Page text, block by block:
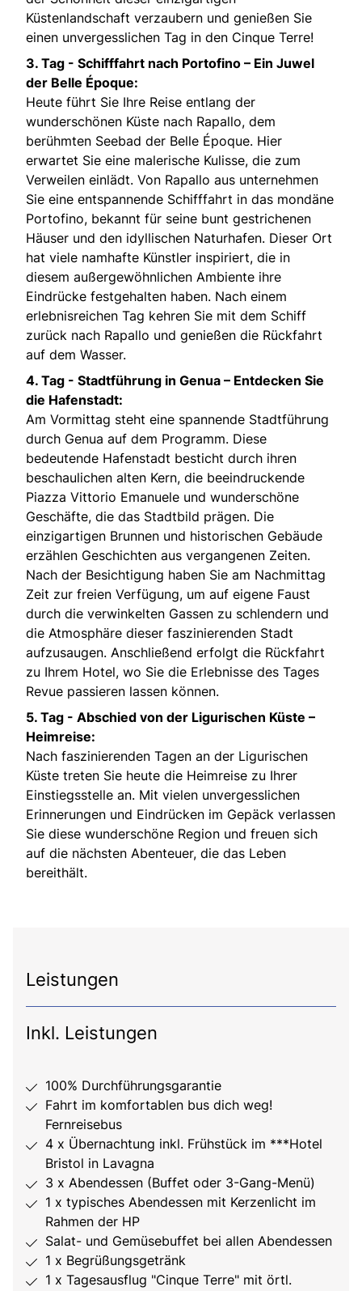
Küstenlandschaft verzaubern und genießen Sie
einen unvergesslichen Tag in den Cinque Terre!
3. Tag - Schifffahrt nach Portofino – Ein Juwel
der Belle Époque:
Heute führt Sie Ihre Reise entlang der
wunderschönen Küste nach Rapallo, dem
berühmten Seebad der Belle Époque. Hier
erwartet Sie eine malerische Kulisse, die zum
Verweilen einlädt. Von Rapallo aus unternehmen
Sie eine entspannende Schifffahrt in das mondäne
Portofino, bekannt für seine bunt gestrichenen
Häuser und den idyllischen Naturhafen. Dieser Ort
hat viele namhafte Künstler inspiriert, die in
diesem außergewöhnlichen Ambiente ihre
Eindrücke festgehalten haben. Nach einem
erlebnisreichen Tag kehren Sie mit dem Schiff
zurück nach Rapallo und genießen die Rückfahrt
auf dem Wasser.
4. Tag - Stadtführung in Genua – Entdecken Sie
die Hafenstadt:
Am Vormittag steht eine spannende Stadtführung
durch Genua auf dem Programm. Diese
bedeutende Hafenstadt besticht durch ihren
beschaulichen alten Kern, die beeindruckende
Piazza Vittorio Emanuele und wunderschöne
Geschäfte, die das Stadtbild prägen. Die
einzigartigen Brunnen und historischen Gebäude
erzählen Geschichten aus vergangenen Zeiten.
Nach der Besichtigung haben Sie am Nachmittag
Zeit zur freien Verfügung, um auf eigene Faust
durch die verwinkelten Gassen zu schlendern und
die Atmosphäre dieser faszinierenden Stadt
aufzusaugen. Anschließend erfolgt die Rückfahrt
zu Ihrem Hotel, wo Sie die Erlebnisse des Tages
Revue passieren lassen können.
5. Tag - Abschied von der Ligurischen Küste –
Heimreise:
Nach faszinierenden Tagen an der Ligurischen
Küste treten Sie heute die Heimreise zu Ihrer
Einstiegsstelle an. Mit vielen unvergesslichen
Erinnerungen und Eindrücken im Gepäck verlassen
Sie diese wunderschöne Region und freuen sich
auf die nächsten Abenteuer, die das Leben
bereithält.
Leistungen
Inkl. Leistungen
100% Durchführungsgarantie
Fahrt im komfortablen bus dich weg!
Fernreisebus
4 x Übernachtung inkl. Frühstück im ***Hotel
Bristol in Lavagna
3 x Abendessen (Buffet oder 3-Gang-Menü)
1 x typisches Abendessen mit Kerzenlicht im
Rahmen der HP
Salat- und Gemüsebuffet bei allen Abendessen
1 x Begrüßungsgetränk
1 x Tagesausflug "Cinque Terre" mit örtl.